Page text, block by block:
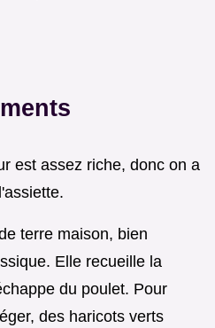
est assez riche, donc on a
terre maison, bien
Elle recueille la
du poulet. Pour
des haricots verts